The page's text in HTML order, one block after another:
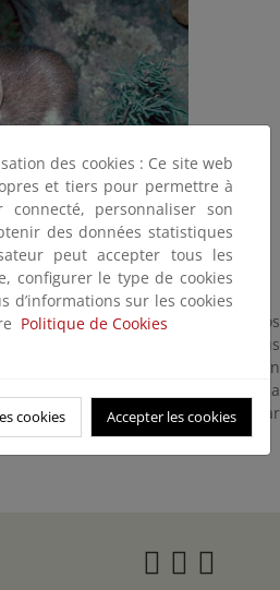
toda España. De hábitos
es potencial presa de sus
nocturnas. Puede llegar a ser un
una zona, porque come y acopia
el letargo invernal. Suele utilizar
nidos abandonados de aves.
des cookies : Ce site web
et tiers pour permettre à
connecté, personnaliser son
des données statistiques
peut accepter tous les
configurer le type de cookies
d’informations sur les cookies
Politique de Cookies
cookies Accepter les cookies